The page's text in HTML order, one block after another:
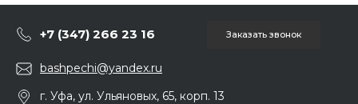
+7 (347) 266 23 16 Заказать звонок
bashpechi@yandex.ru
г. Уфа, ул. Ульяновых, 65, корп. 13